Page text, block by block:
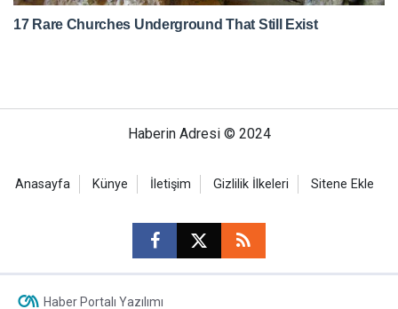
Haberin Adresi © 2024
Anasayfa Künye İletişim Gizlilik İlkeleri Sitene Ekle
Haber Portalı Yazılımı